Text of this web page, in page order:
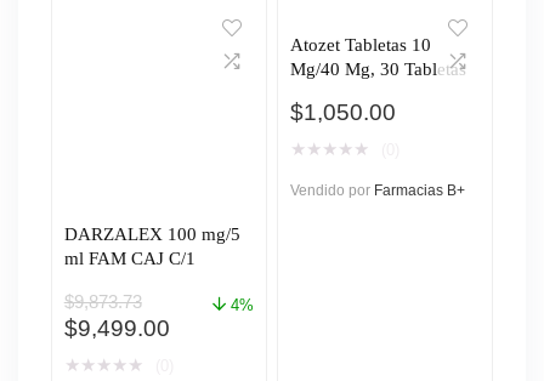
DARZALEX 100 mg/5
ml FAM CAJ C/1
$9,873.73
El
precio
$9,499.00El
4%
★ ★ ★ ★ ★
Atozet Tabletas 10
Mg/40 Mg, 30 Tabletas
$1,050.00
★ ★ ★ ★ ★
Vendido por Farmacias B+